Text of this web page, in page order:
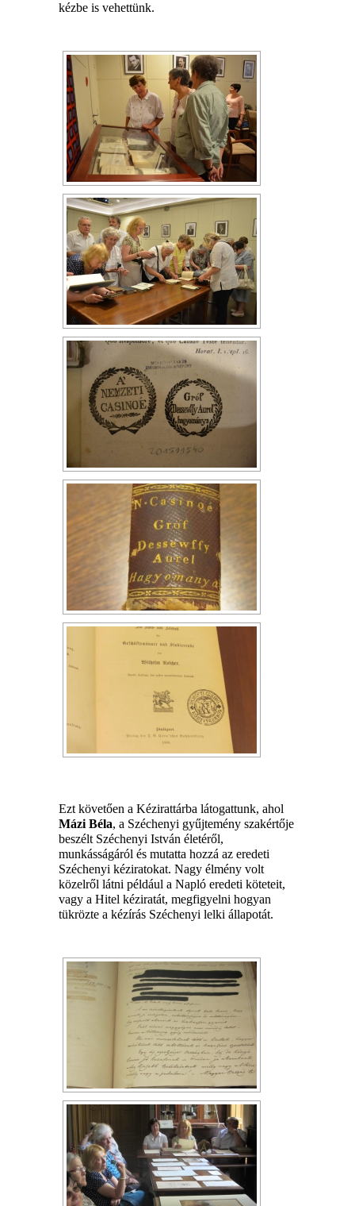
kézbe is vehettünk.
Ezt követően a Kézirattárba látogattunk, ahol
Mázi Béla, a Széchenyi gyűjtemény szakértője
beszélt Széchenyi István életéről,
munkásságáról és mutatta hozzá az eredeti
Széchenyi kéziratokat. Nagy élmény volt
közelről látni például a Napló eredeti köteteit,
vagy a Hitel kéziratát, megfigyelni hogyan
tükrözte a kézírás Széchenyi lelki állapotát.